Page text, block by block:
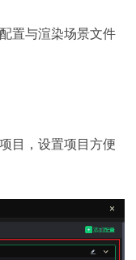
置与渲染场景文件
目，设置项目方便